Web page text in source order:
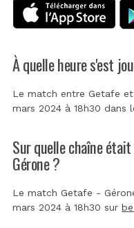
À quelle heure s'est
Le match entre Getafe
mars 2024 à 18h30 dans
Sur quelle chaîne
Gérone ?
Le match Getafe -
mars 2024 à 18h30 sur